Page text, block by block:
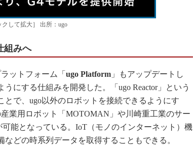
して拡大］ 出所：ugo
組みへ
ットフォーム「 ugo Platform 」もアップデートし
にする仕組みを開発した。「ugo Reactor」という
とで、ugo以外のロボットを接続できるようにす
業用ロボット「MOTOMAN」や川崎重工業のサー
能となっている。IoT（モノのインターネット）機
どの時系列データを取得することもできる。